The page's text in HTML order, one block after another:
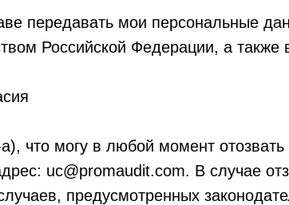
передавать мои персональные
Российской Федерации, а
что могу в любой момент
uc@promaudit.com. В случае
предусмотренных